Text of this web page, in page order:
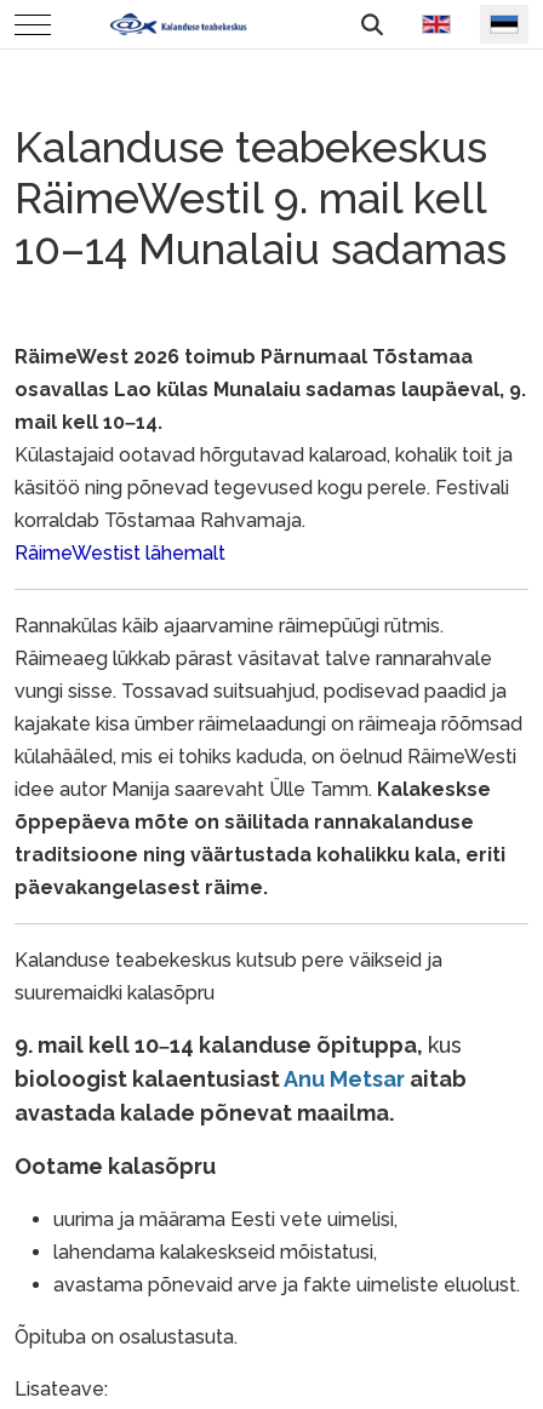
Mobile Menu Toggle Vali keel
Kalanduse teabekeskus
RäimeWestil 9. mail kell
10–14 Munalaiu sadamas
RäimeWest 2026 toimub Pärnumaal Tõstamaa
osavallas Lao külas Munalaiu sadamas laupäeval, 9.
mail kell 10–14.
Külastajaid ootavad hõrgutavad kalaroad, kohalik toit ja
käsitöö ning põnevad tegevused kogu perele. Festivali
korraldab Tõstamaa Rahvamaja.
RäimeWestist lähemalt
Rannakülas käib ajaarvamine räimepüügi rütmis.
Räimeaeg lükkab pärast väsitavat talve rannarahvale
vungi sisse. Tossavad suitsuahjud, podisevad paadid ja
kajakate kisa ümber räimelaadungi on räimeaja rõõmsad
külahääled, mis ei tohiks kaduda, on öelnud RäimeWesti
idee autor Manija saarevaht Ülle Tamm. Kalakeskse
õppepäeva mõte on säilitada rannakalanduse
traditsioone ning väärtustada kohalikku kala, eriti
päevakangelasest räime.
Kalanduse teabekeskus kutsub pere väikseid ja
suuremaidki kalasõpru
9. mail kell 10–14 kalanduse õpituppa, kus
bioloogist kalaentusiastAnu Metsar aitab
avastada kalade põnevat maailma.
Ootame kalasõpru
uurima ja määrama Eesti vete uimelisi,
lahendama kalakeskseid mõistatusi,
avastama põnevaid arve ja fakte uimeliste eluolust.
Õpituba on osalustasuta.
Lisateave: